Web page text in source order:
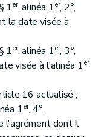
1er, alinéa 1er, 2°,
la date visée à
1er, alinéa 1er, 3°,
visée à l'alinéa 1er
16 actualisé ;
1er, 4°.
l'agrément dont il